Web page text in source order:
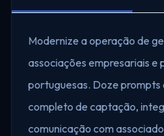
Modernize a operação de
associações empresariais e
portuguesas. Doze prompts
completo de captação,
comunicação com